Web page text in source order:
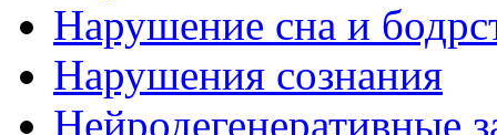
Нарушение сна и
Нарушения сознания
Нейродегенеративные